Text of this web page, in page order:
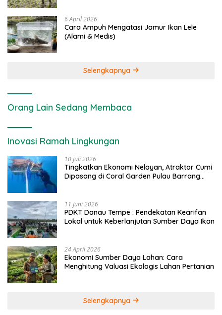
6 April 2026
Cara Ampuh Mengatasi Jamur Ikan Lele
(Alami & Medis)
Selengkapnya
Orang Lain Sedang Membaca
Inovasi Ramah Lingkungan
10 Juli 2026
Tingkatkan Ekonomi Nelayan, Atraktor Cumi
Dipasang di Coral Garden Pulau Barrang
11 Juni 2026
PDKT Danau Tempe : Pendekatan Kearifan
Lokal untuk Keberlanjutan Sumber Daya Ikan
24 April 2026
Ekonomi Sumber Daya Lahan: Cara
Menghitung Valuasi Ekologis Lahan Pertanian
Selengkapnya